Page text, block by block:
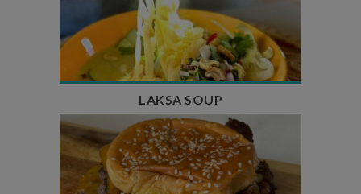
Temps de préparation : 40 min
Temps de cuisson : 25 min
Nombre de couverts : 4
LAKSA SOUP